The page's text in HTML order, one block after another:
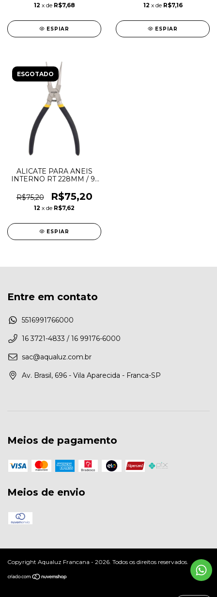
12 x de R$7,68
ESPIAR
12 x de R$7,16
ESPIAR
ESGOTADO
ALICATE PARA ANEIS
INTERNO RT 228MM / 9"
R$75,20
R$75,20
12 x de R$7,62
ESPIAR
Entre em contato
5516991766000
16 3721-4833 / 16 99176-6000
sac@aqualuz.com.br
Av. Brasil, 696 - Vila Aparecida - Franca-SP
Meios de pagamento
Meios de envio
Copyright Aqualuz Francana - 2026. Todos os direitos reservados.